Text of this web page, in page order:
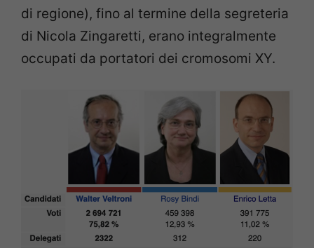
di regione), fino al termine della segreteria
di Nicola Zingaretti, erano integralmente
occupati da portatori dei cromosomi XY.